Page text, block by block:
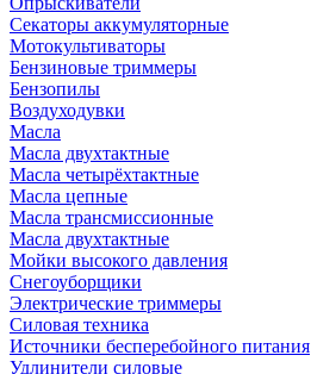
Секаторы аккумуляторные
Мотокультиваторы
Бензиновые триммеры
Бензопилы
Воздуходувки
Масла
Масла двухтактные
Масла четырёхтактные
Масла цепные
Масла трансмиссионные
Масла двухтактные
Мойки высокого давления
Снегоуборщики
Электрические триммеры
Силовая техника
Источники бесперебойного питания
Удлинители силовые